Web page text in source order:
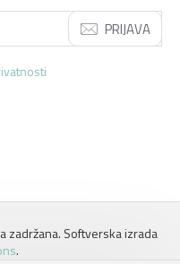
PRIJAVA
zadržana. Softverska izrada
.